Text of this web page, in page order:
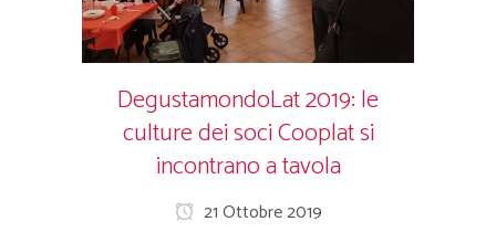
DegustamondoLat 2019: le
culture dei soci Cooplat si
incontrano a tavola
21 Ottobre 2019